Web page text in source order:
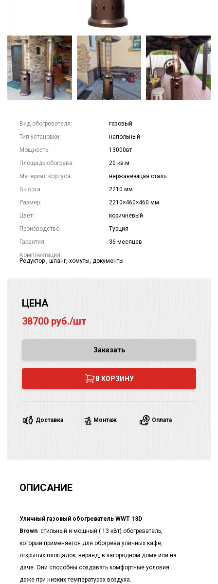
Вид обогревателя:
газовый
Тип установки:
напольный
Мощность:
13000вт
Площадь обогрева:
20 кв.м
Материал корпуса:
нержавеющая сталь
Высота:
2210 мм
Размер:
2210×460×460 мм
Цвет:
коричневый
Производство:
Турция
Гарантия:
36 месяцев
Комплектация:
Редуктор , шланг, хомуты, документы
ЦЕНА
38700 руб./шт
Заказать
В КОРЗИНУ
Доставка Монтаж Оплата
ОПИСАНИЕ
Уличный газовый обогреватель WWT 13D
Brown стильный и мощный ( 13 кВт) обогреватель,
который применяется для обогрева уличных кафе,
открытых площадок, веранд, в загородном доме или на
даче. Они способны создавать комфортные условия
даже при низких температурах воздуха.